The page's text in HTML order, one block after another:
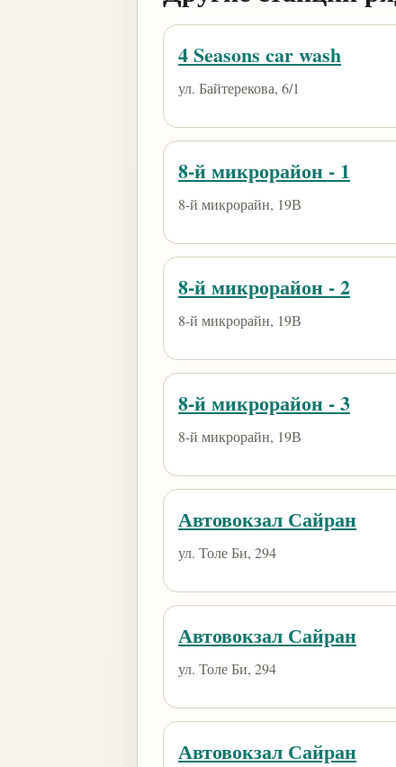
4 Seasons car wash
ул. Байтерекова, 6/1
8-й микрорайон - 1
8-й микрорайн, 19В
8-й микрорайон - 2
8-й микрорайн, 19В
8-й микрорайон - 3
8-й микрорайн, 19В
Автовокзал Сайран
ул. Толе Би, 294
Автовокзал Сайран
ул. Толе Би, 294
Автовокзал Сайран